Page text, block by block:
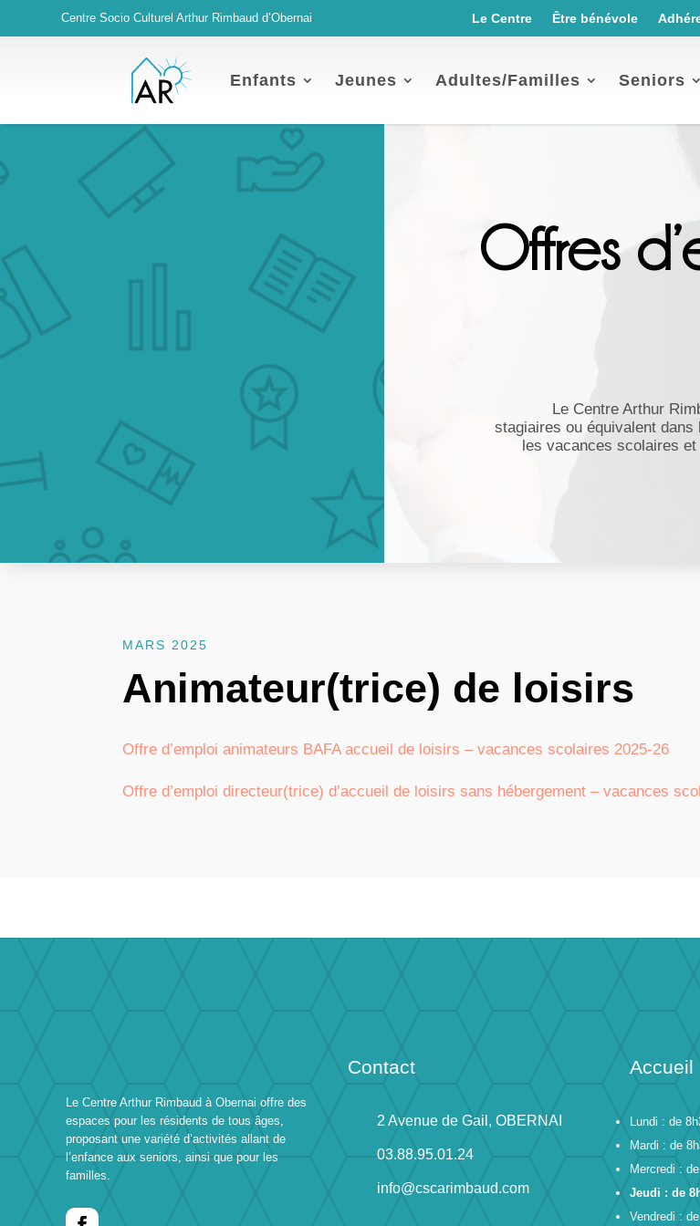
Centre Socio Culturel Arthur Rimbaud d’Obernai Le Centre Être bénévole
Enfants Jeunes Adultes/Familles Seniors
Offres
Le Centre Arthur
stagiaires ou équivalent
les vacances scolaires
MARS 2025
Animateur(trice) de loisirs
Offre d’emploi animateurs BAFA accueil de loisirs – vacances scolaires 2025-26
Offre d’emploi directeur(trice) d’accueil de loisirs sans hébergement – vacances
Le Centre Arthur Rimbaud à Obernai offre des
espaces pour les résidents de tous âges,
proposant une variété d’activités allant de
l’enfance aux seniors, ainsi que pour les
familles.
Contact
2 Avenue de Gail, OBERNAI
03.88.95.01.24
info@cscarimbaud.com
Accueil
Lundi : de
Mardi : de
Mercredi :
Jeudi : de
Vendredi :